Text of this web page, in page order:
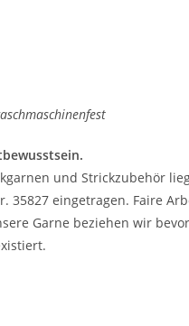
und Strickzubehör
35827 eingetragen. Faire
Garne beziehen wir